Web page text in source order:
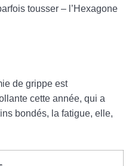
tousser – l’Hexagone
de grippe est
cette année, qui a
bondés, la fatigue, elle,